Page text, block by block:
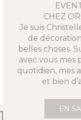
CHEZ
Je suis
de
belles choses.
avec vous mes
quotidien, mes
et bien
EN